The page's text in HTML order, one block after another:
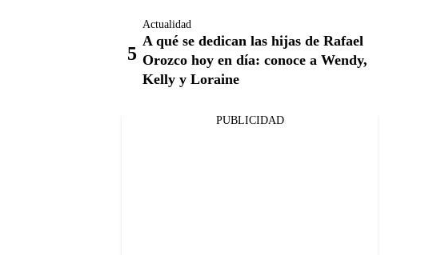
Actualidad
A qué se dedican las hijas de Rafael
Orozco hoy en día: conoce a Wendy,
Kelly y Loraine
PUBLICIDAD